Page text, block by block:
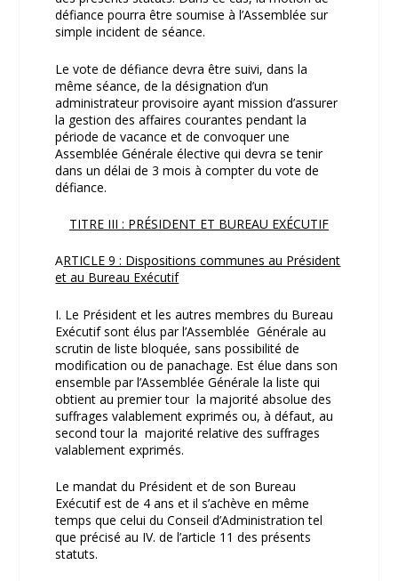
défiance pourra être soumise à l’Assemblée sur
simple incident de séance.
Le vote de défiance devra être suivi, dans la
même séance, de la désignation d’un
administrateur provisoire ayant mission d’assurer
la gestion des affaires courantes pendant la
période de vacance et de convoquer une
Assemblée Générale élective qui devra se tenir
dans un délai de 3 mois à compter du vote de
défiance.
TITRE III : PRÉSIDENT ET BUREAU EXÉCUTIF
ARTICLE 9 : Dispositions communes au Président
et au Bureau Exécutif
I. Le Président et les autres membres du Bureau
Exécutif sont élus par l’Assemblée Générale au
scrutin de liste bloquée, sans possibilité de
modification ou de panachage. Est élue dans son
ensemble par l’Assemblée Générale la liste qui
obtient au premier tour la majorité absolue des
suffrages valablement exprimés ou, à défaut, au
second tour la majorité relative des suffrages
valablement exprimés.
Le mandat du Président et de son Bureau
Exécutif est de 4 ans et il s’achève en même
temps que celui du Conseil d’Administration tel
que précisé au IV. de l’article 11 des présents
statuts.